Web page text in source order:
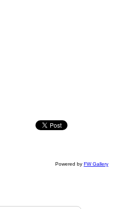
Powered by FW Gallery